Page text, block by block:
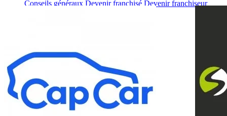
Conseils généraux Devenir franchisé Devenir franchiseur